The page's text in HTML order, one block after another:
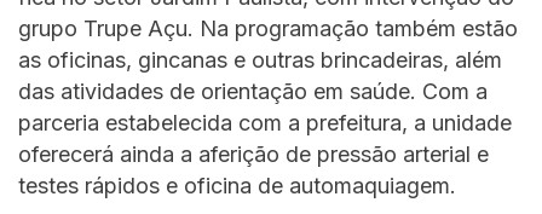
grupo Trupe Açu. Na programação também estão
as oficinas, gincanas e outras brincadeiras, além
das atividades de orientação em saúde. Com a
parceria estabelecida com a prefeitura, a unidade
oferecerá ainda a aferição de pressão arterial e
testes rápidos e oficina de automaquiagem.